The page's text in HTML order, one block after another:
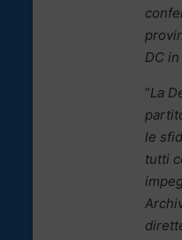
DC
“La
le
tutti